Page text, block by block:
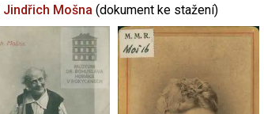
Jindřich Mošna (dokument ke stažení)